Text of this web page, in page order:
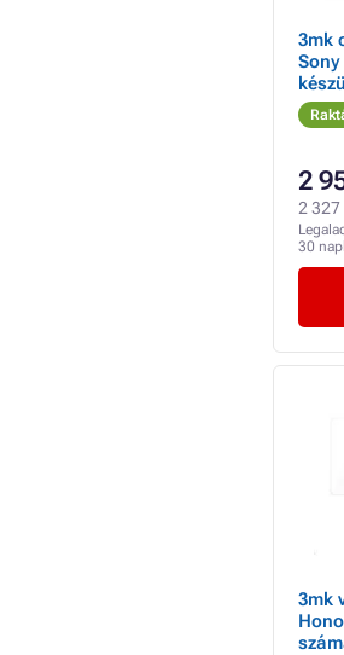
3mk
Sony
2
2 327
30
3mk